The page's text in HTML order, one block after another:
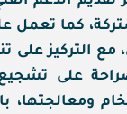
كما تعمل
مع التركيز
على تشجيع
ومعالجتها،